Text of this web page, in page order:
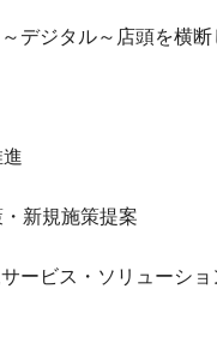
デジタル～店頭を横断
新規施策提案
ービス・ソリューショ